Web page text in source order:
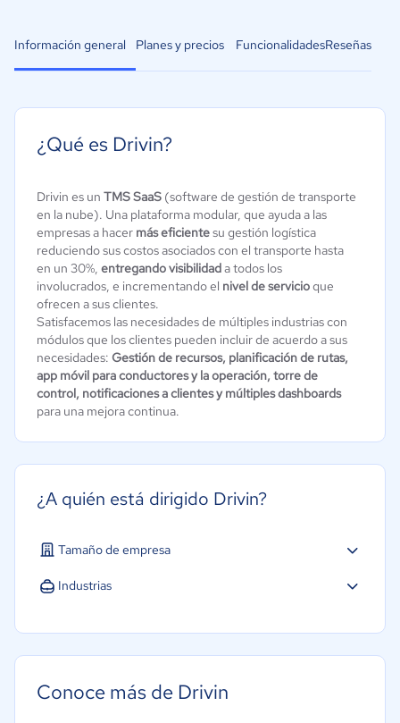
Información general Planes y precios FuncionalidadesReseñas
¿Qué es Drivin?
Drivin es un TMS SaaS (software de gestión de transporte
en la nube). Una plataforma modular, que ayuda a las
empresas a hacer más eficientesu gestión logística
reduciendo sus costos asociados con el transporte hasta
en un 30%, entregando visibilidada todos los
involucrados, e incrementando el nivel de servicioque
ofrecen a sus clientes.
Satisfacemos las necesidades de múltiples industrias con
módulos que los clientes pueden incluir de acuerdo a sus
necesidades: Gestión de recursos, planificación de rutas,
app móvil para conductores y la operación, torre de
control, notificaciones a clientes y múltiples dashboards
para una mejora continua.
¿A quién está dirigido Drivin?
Tamaño de empresa
Mediana: 50 a 249 trabajadores
Industrias
Conoce más de Drivin